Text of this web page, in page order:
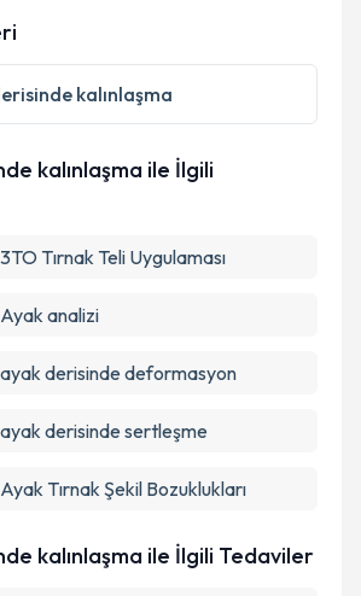
kalınlaşma
kalınlaşma ile İlgili
Tırnak Teli Uygulaması
analizi
derisinde deformasyon
derisinde sertleşme
Tırnak Şekil Bozuklukları
kalınlaşma ile İlgili Tedaviler